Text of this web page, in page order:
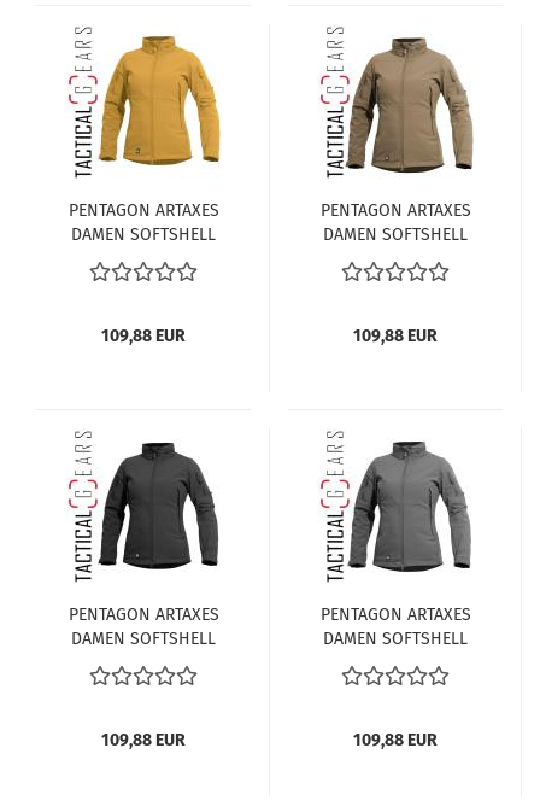
PENTAGON ARTAXES
DAMEN SOFTSHELL
JACKE K08011-W-70
TUSCAN YELLOW
109,88 EUR
PENTAGON ARTAXES
DAMEN SOFTSHELL
JACKE K08011-W-03
COYOTE
109,88 EUR
PENTAGON ARTAXES
DAMEN SOFTSHELL
JACKE K08011-W-01
SCHWARZ
109,88 EUR
PENTAGON ARTAXES
DAMEN SOFTSHELL
JACKE K08011-W-08WG
WOLF-GRAU
109,88 EUR